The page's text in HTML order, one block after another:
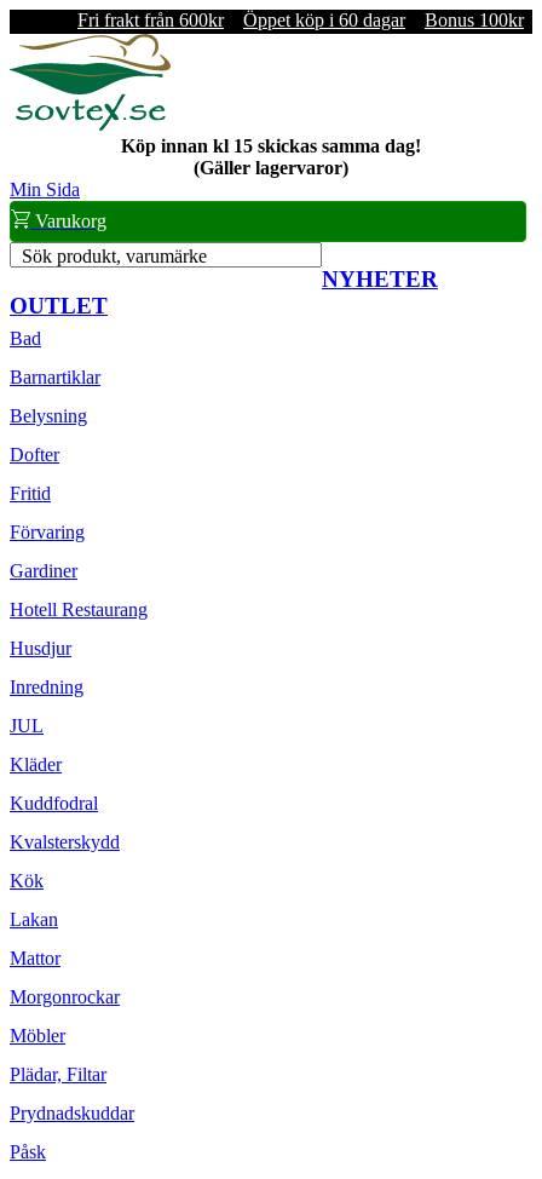
Fri frakt från 600kr Öppet köp i 60 dagar Bonus 100kr
Köp innan kl 15 skickas samma dag!
(Gäller lagervaror)
Min Sida
Varukorg
Sök produkt, varumärke
NYHETER
OUTLET
Bad
Barnartiklar
Belysning
Dofter
Fritid
Förvaring
Gardiner
Hotell Restaurang
Husdjur
Inredning
JUL
Kläder
Kuddfodral
Kvalsterskydd
Kök
Lakan
Mattor
Morgonrockar
Möbler
Plädar, Filtar
Prydnadskuddar
Påsk